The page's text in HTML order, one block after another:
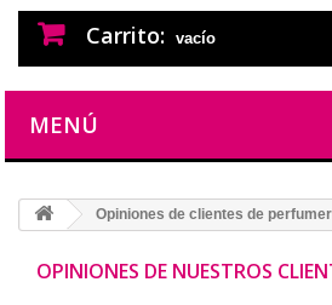
Carrito: vacío
MENÚ
Opiniones de clientes de
OPINIONES DE NUESTROS